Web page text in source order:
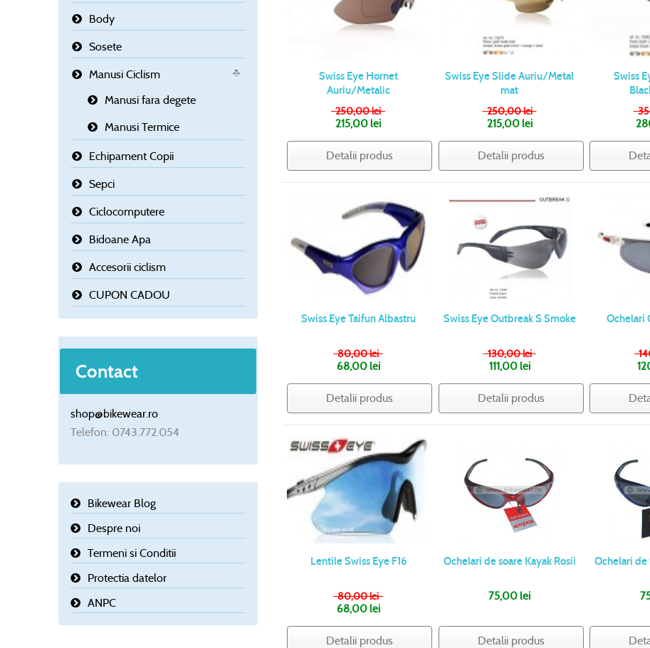
Swiss Eye Hornet
Auriu/Metalic
250,00 lei
215,00 lei
Detalii produs
Swiss Eye Slide Auriu/Metal
mat
250,00 lei
215,00 lei
Detalii produs
Swiss
Swiss Eye Taifun Albastru
80,00 lei
68,00 lei
Detalii produs
Swiss Eye Outbreak S Smoke
130,00 lei
111,00 lei
Detalii produs
Ochelari
Lentile Swiss Eye F16
80,00 lei
68,00 lei
Detalii produs
Ochelari de soare Kayak Rosii
75,00 lei
Detalii produs
Ochelari de
Body
Sosete
Manusi Ciclism
Manusi fara degete
Manusi Termice
Echipament Copii
Sepci
Ciclocomputere
Bidoane Apa
Accesorii ciclism
CUPON CADOU
Contact
shop@bikewear.ro
Telefon: 0743.772.054
Bikewear Blog
Despre noi
Termeni si Conditii
Protectia datelor
ANPC